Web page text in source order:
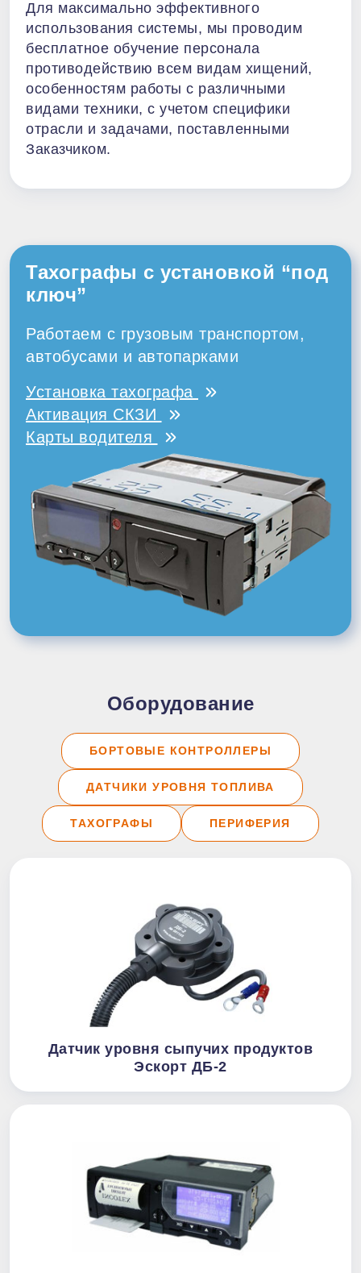
Для максимально эффективного
использования системы, мы проводим
бесплатное обучение персонала
противодействию всем видам хищений,
особенностям работы с различными
видами техники, с учетом специфики
отрасли и задачами, поставленными
Заказчиком.
Тахографы с установкой “под
ключ”
Работаем с грузовым транспортом,
автобусами и автопарками
Установка тахографа
Активация СКЗИ
Карты водителя
Оборудование
БОРТОВЫЕ КОНТРОЛЛЕРЫ
ДАТЧИКИ УРОВНЯ ТОПЛИВА
ТАХОГРАФЫ ПЕРИФЕРИЯ
Датчик уровня сыпучих продуктов
Эскорт ДБ-2